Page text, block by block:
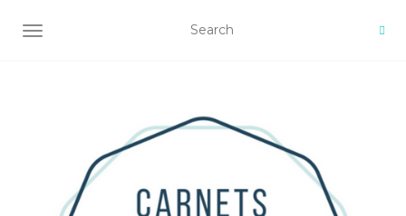
AFFICHER/MASQUER LA NAVIGATION